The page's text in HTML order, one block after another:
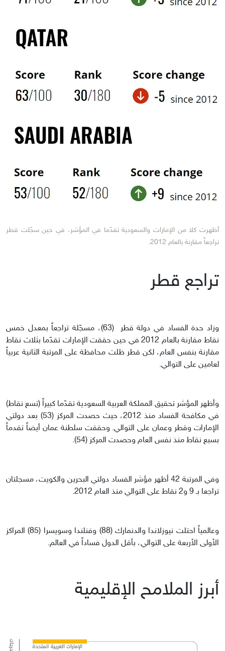
أظهرت كلا من الإمارات والسعودية تقدّما في المؤشر، في حين سجّلت قطر
تراجعاً مقارنة بالعام 2012.
تراجع قطر
وزاد حدة الفساد في دولة قطر (63)، مسجّلة تراجعاً بمعدل خمس
نقاط مقارنة بالعام 2012 في حين حققت الإمارات تقدّما بثلاث نقاط
مقارنة بنفس العام، لكن قطر ظلت محافظة على المرتبة الثانية عربياً
لعامين على التوالي.
وأظهر المؤشر تحقيق المملكة العربية السعودية تقدّما كبيراً (تسع نقاط)
في مكافحة الفساد منذ 2012، حيث حصدت المركز (53) بعد دولتي
الإمارات وقطر وعمان على التوالي. وحققت سلطنة عمان أيضاً تقدماً
بسبع نقاط منذ نفس العام وحصدت المركز (54).
وفي المرتبة 42 أظهر مؤشر الفساد دولتي البحرين والكويت، مسجلتان
تراجعا بـ 9 و2 نقاط على التوالي منذ العام 2012.
وعالمياً احتلت نيوزلاندا والدنمارك (88) وفنلندا وسويسرا (85) المراكز
الأولى الأربعة على التوالي، بأقل الدول فساداً في العالم.
أبرز الملامح الإقليمية